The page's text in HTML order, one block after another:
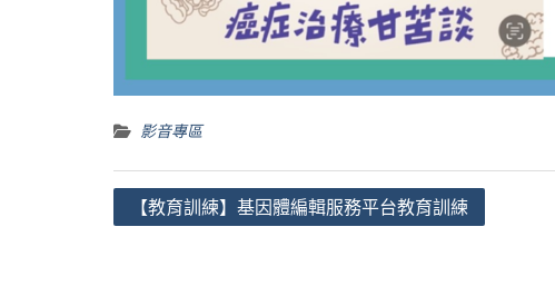
影音專區
【教育訓練】基因體編輯服務平台教育訓練